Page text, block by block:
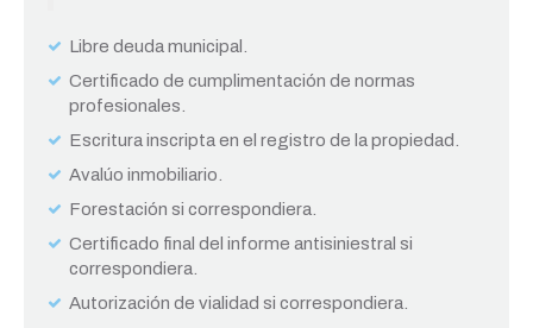
Libre deuda municipal.
Certificado de cumplimentación de normas
profesionales.
Escritura inscripta en el registro de la propiedad.
Avalúo inmobiliario.
Forestación si correspondiera.
Certificado final del informe antisiniestral si
correspondiera.
Autorización de vialidad si correspondiera.